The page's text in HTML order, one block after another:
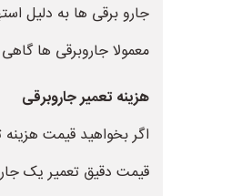
جارو برقی ها به دلیل
معمولا جاروبرقی ها
هزینه تعمیر جاروبرقی
اگر بخواهید قیمت هزینه
قیمت دقیق تعمیر یک